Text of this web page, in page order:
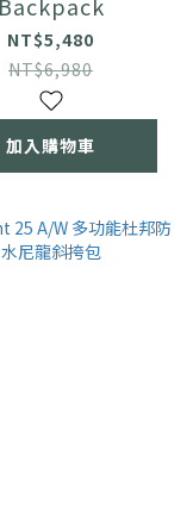
NT$5,480
NT$6,980
加入購物車